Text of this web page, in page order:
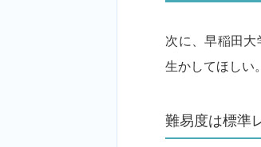
次に、早稲田
生かしてほしい。
難易度は標準